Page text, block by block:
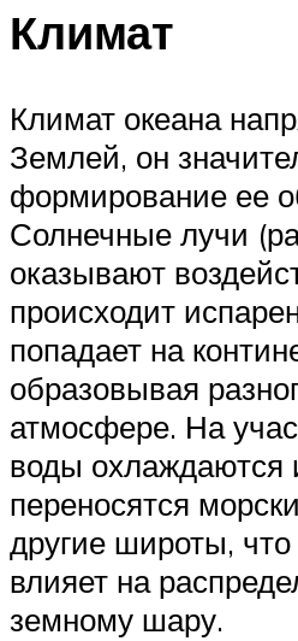
Климат
Климат океана
Землей, он
формирование ее
Солнечные лучи
оказывают
происходит
попадает на
образовывая
атмосфере. На
воды охлаждаются
переносятся
другие широты, что
влияет на
земному шару.